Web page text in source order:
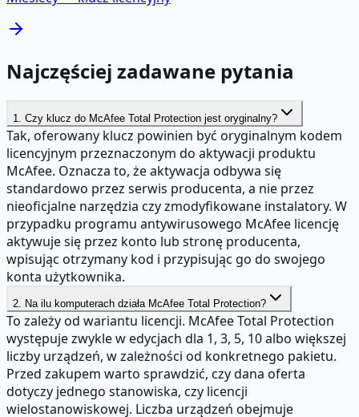
Najczęściej zadawane pytania
1. Czy klucz do McAfee Total Protection jest oryginalny?
Tak, oferowany klucz powinien być oryginalnym kodem
licencyjnym przeznaczonym do aktywacji produktu
McAfee. Oznacza to, że aktywacja odbywa się
standardowo przez serwis producenta, a nie przez
nieoficjalne narzędzia czy zmodyfikowane instalatory. W
przypadku programu antywirusowego McAfee licencję
aktywuje się przez konto lub stronę producenta,
wpisując otrzymany kod i przypisując go do swojego
konta użytkownika.
2. Na ilu komputerach działa McAfee Total Protection?
To zależy od wariantu licencji. McAfee Total Protection
występuje zwykle w edycjach dla 1, 3, 5, 10 albo większej
liczby urządzeń, w zależności od konkretnego pakietu.
Przed zakupem warto sprawdzić, czy dana oferta
dotyczy jednego stanowiska, czy licencji
wielostanowiskowej. Liczba urządzeń obejmuje